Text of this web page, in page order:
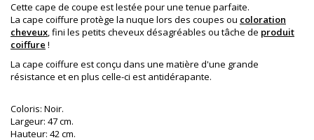
Cette cape de coupe est lestée pour une tenue parfaite.
La cape coiffure protège la nuque lors des coupes ou coloration
cheveux, fini les petits cheveux désagréables ou tâche de produit
coiffure !
La cape coiffure est conçu dans une matière d'une grande
résistance et en plus celle-ci est antidérapante.
Coloris: Noir.
Largeur: 47 cm.
Hauteur: 42 cm.